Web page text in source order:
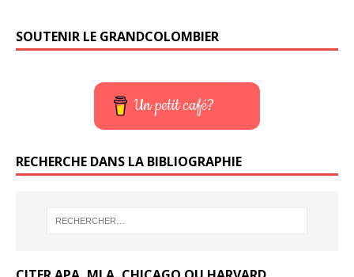
SOUTENIR LE GRANDCOLOMBIER
Un petit café?
RECHERCHE DANS LA BIBLIOGRAPHIE